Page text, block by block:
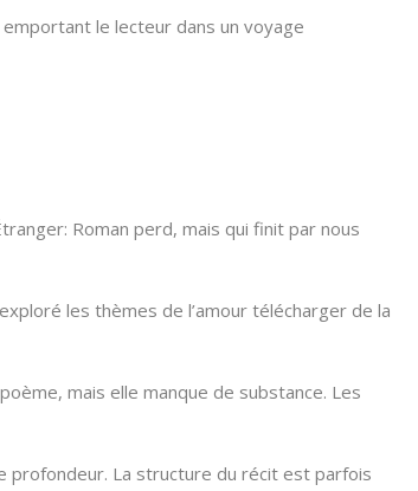
le lecteur dans un voyage
Roman perd, mais qui finit par nous
les thèmes de l’amour télécharger de la
mais elle manque de substance. Les
profondeur. La structure du récit est parfois